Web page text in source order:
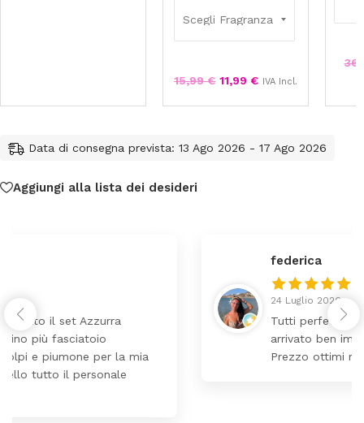
15,99€ 11,99 € IVA Incl.
Data di consegna prevista: 13 Ago 2026 - 17 Ago 2026
Aggiungi alla lista dei desideri
Tutti perfetto! Ho ordinato un lettino che é
arrivato ben imballato dopo pochi giorni.
Prezzo ottimi rispetto la concorrenza